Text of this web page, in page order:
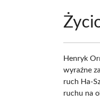
Henryk
wyraźne
ruch Ha-
ruchu na